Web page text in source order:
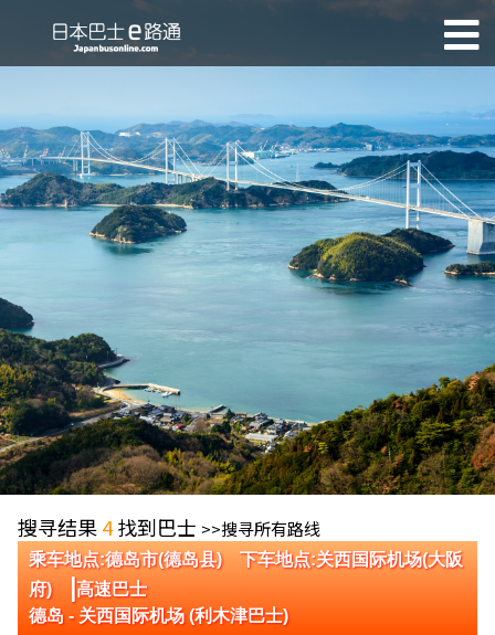
搜寻结果4找到巴士 >>搜寻所有路线
乘车地点:德岛市(德岛县) 下车地点:关西国际机场(大阪
府) |高速巴士
德岛 - 关西国际机场 (利木津巴士)